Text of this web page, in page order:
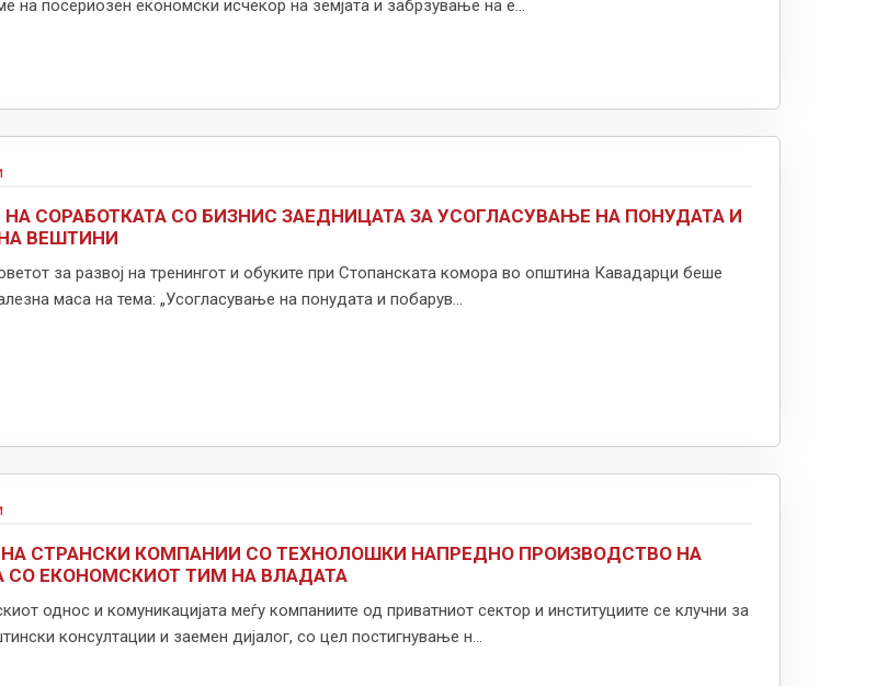
на посериозен економски исчекор на земјата и забрзување на е...
СОРАБОТКАТА СО БИЗНИС ЗАЕДНИЦАТА ЗА УСОГЛАСУВАЊЕ НА ПОНУДАТА И
ВЕШТИНИ
за развој на тренингот и обуките при Стопанската комора во општина Кавадарци беше
маса на тема: „Усогласување на понудата и побарув...
СТРАНСКИ КОМПАНИИ СО ТЕХНОЛОШКИ НАПРЕДНО ПРОИЗВОДСТВО НА
СО ЕКОНОМСКИОТ ТИМ НА ВЛАДАТА
однос и комуникацијата меѓу компаниите од приватниот сектор и институциите се клучни за
консултации и заемен дијалог, со цел постигнување н...